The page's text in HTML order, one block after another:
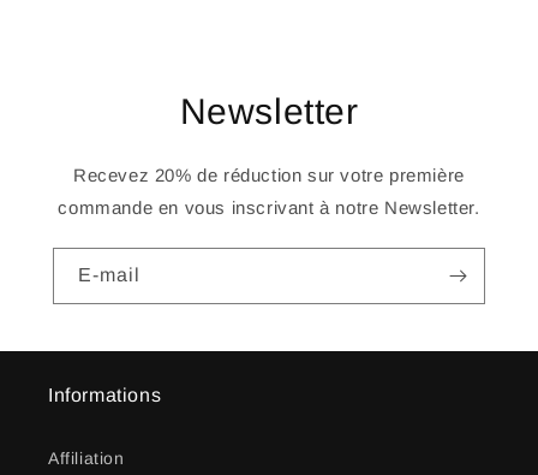
Newsletter
Recevez 20% de réduction sur votre première
commande en vous inscrivant à notre Newsletter.
E-mail
Informations
Affiliation